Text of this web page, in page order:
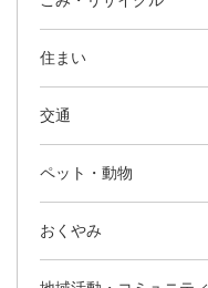
住まい
交通
ペット・動物
おくやみ